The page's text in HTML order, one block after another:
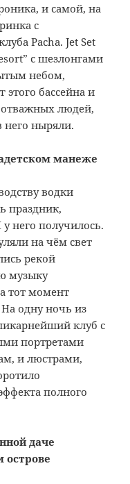
и самой, на
с
Pacha. Jet Set
с шезлонгами
небом,
бассейна и
отважных людей,
него ныряли.
манеже
водки
праздник,
него получилось.
на чём свет
рекой
музыку
тот момент
На одну ночь из
клуб с
портретами
и люстрами,
полного
даче
острове